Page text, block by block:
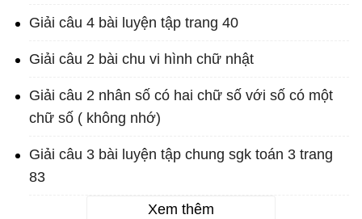
Giải câu 4 bài luyện tập trang 40
Giải câu 2 bài chu vi hình chữ nhật
Giải câu 2 nhân số có hai chữ số với số có một
chữ số ( không nhớ)
Giải câu 3 bài luyện tập chung sgk toán 3 trang
83
Xem thêm